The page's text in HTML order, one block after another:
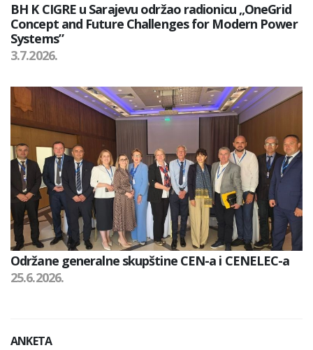
BH K CIGRE u Sarajevu održao radionicu „OneGrid
Concept and Future Challenges for Modern Power
Systems”
3.7.2026.
Održane generalne skupštine CEN-a i CENELEC-a
25.6.2026.
ANKETA